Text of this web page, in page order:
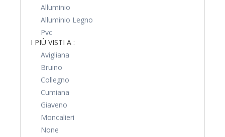
Alluminio
Alluminio Legno
Pvc
I PIÙ VISTI A :
Avigliana
Bruino
Collegno
Cumiana
Giaveno
Moncalieri
None